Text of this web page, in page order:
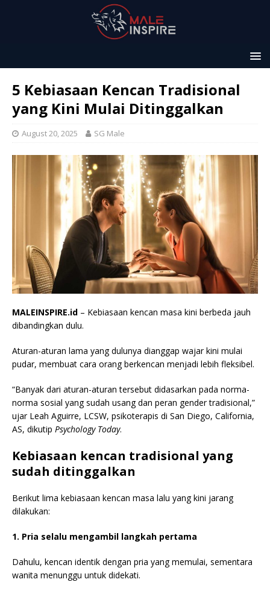
5 Kebiasaan Kencan Tradisional
yang Kini Mulai Ditinggalkan
August 20, 2025 SG Male
MALEINSPIRE.id – Kebiasaan kencan masa kini berbeda jauh
dibandingkan dulu.
Aturan-aturan lama yang dulunya dianggap wajar kini mulai
pudar, membuat cara orang berkencan menjadi lebih fleksibel.
“Banyak dari aturan-aturan tersebut didasarkan pada norma-
norma sosial yang sudah usang dan peran gender tradisional,”
ujar Leah Aguirre, LCSW, psikoterapis di San Diego, California,
AS, dikutip Psychology Today.
Kebiasaan kencan tradisional yang
sudah ditinggalkan
Berikut lima kebiasaan kencan masa lalu yang kini jarang
dilakukan:
1. Pria selalu mengambil langkah pertama
Dahulu, kencan identik dengan pria yang memulai, sementara
wanita menunggu untuk didekati.